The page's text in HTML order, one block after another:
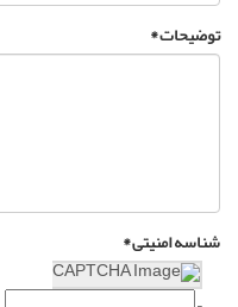
توضیحات *
شناسه امنیتی *